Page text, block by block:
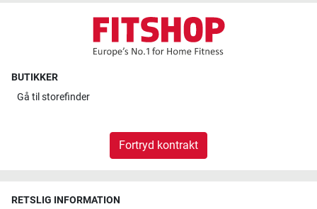
BUTIKKER
Gå til storefinder
Fortryd kontrakt
RETSLIG INFORMATION